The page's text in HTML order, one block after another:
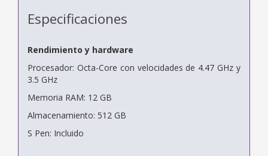
Especificaciones
Rendimiento y hardware
Procesador: Octa-Core con velocidades de 4.47 GHz y
3.5 GHz
Memoria RAM: 12 GB
Almacenamiento: 512 GB
S Pen: Incluido